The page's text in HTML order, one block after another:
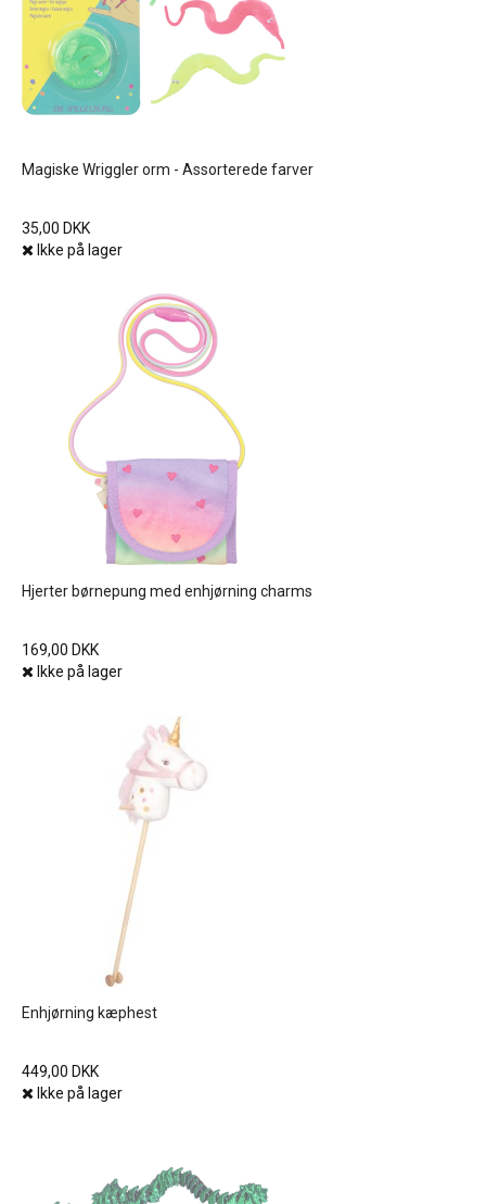
Magiske Wriggler orm - Assorterede farver
35,00 DKK
Ikke på lager
Hjerter børnepung med enhjørning charms
169,00 DKK
Ikke på lager
Enhjørning kæphest
449,00 DKK
Ikke på lager